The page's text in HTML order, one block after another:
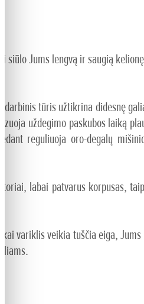
siūlo Jums lengvą ir saugią
darbinis tūris užtikrina didesnę
uždegimo paskubos laiką
reguliuoja oro-degalų
labai patvarus korpusas,
kai variklis veikia tuščia eiga,